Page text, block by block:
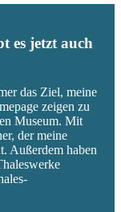
es jetzt auch
das Ziel, meine
zeigen zu
Museum. Mit
der meine
Außerdem haben